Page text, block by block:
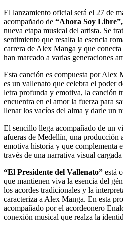
El lanzamiento oficial será el 27 de
acompañado de “Ahora Soy Libre”,
nueva etapa musical del artista. Se
sentimiento que resalta la esencia
carrera de Alex Manga y que
han marcado a varias generaciones
Esta canción es compuesta por
es un vallenato que celebra el poder
letra profunda y emotiva, la canción
encuentra en el amor la fuerza para
llenar los vacíos del alma y darle un
El sencillo llega acompañado de un
afueras de Medellín, una producción
emotiva historia y que complementa
través de una narrativa visual
“El Presidente del Vallenato” está
que mantienen viva la esencia del
los acordes tradicionales y la
caracteriza a Alex Manga. En esta
acompañado por el acordeonero
conexión musical que realza la